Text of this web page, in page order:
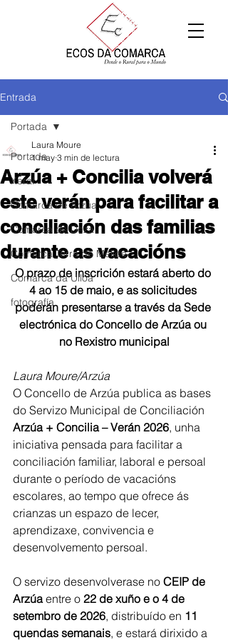
Entrada
Portada
Xeral
Comarca de Arzúa
Comarca de Deza
Comarca Terra de Melide
Comarca da Ulloa
fotografía
Portada
Arzúa + Concilia volverá
este verán para facilitar a
conciliación das familias
durante as vacacións
Laura Moure
1 may 3 min de lectura
O prazo de inscrición estará aberto do
4 ao 15 de maio, e as solicitudes
poderán presentarse a través da Sede
electrónica do Concello de Arzúa ou
no Rexistro municipal
Laura Moure/Arzúa
O Concello de Arzúa publica as bases
do Servizo Municipal de Conciliación
Arzúa + Concilia – Verán 2026, unha
iniciativa pensada para facilitar a
conciliación familiar, laboral e persoal
durante o período de vacacións
escolares, ao tempo que ofrece ás
crianzas un espazo de lecer,
aprendizaxe, convivencia e
desenvolvemento persoal.
O servizo desenvolverase no CEIP de
Arzúa entre o 22 de xuño e o 4 de
setembro de 2026, distribuído en 11
quendas semanais, e estará dirixido a